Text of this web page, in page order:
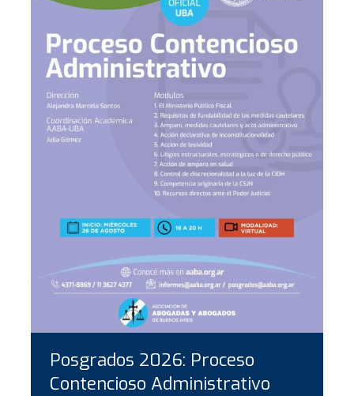
Posgrados 2026: Proceso
Contencioso Administrativo